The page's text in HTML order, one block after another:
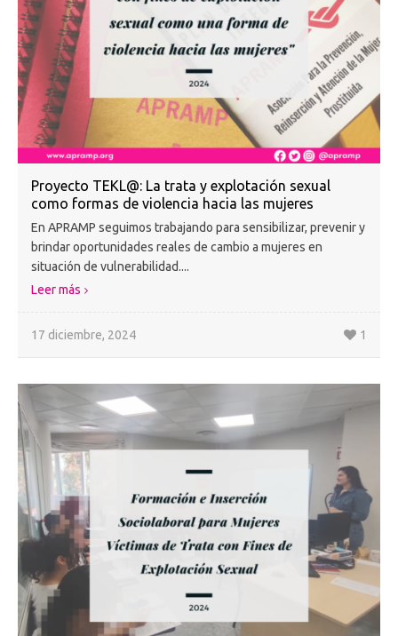
Proyecto TEKL@: La trata y explotación sexual
como formas de violencia hacia las mujeres
En APRAMP seguimos trabajando para sensibilizar, prevenir y
brindar oportunidades reales de cambio a mujeres en
situación de vulnerabilidad....
Leer más
17 diciembre, 2024 1